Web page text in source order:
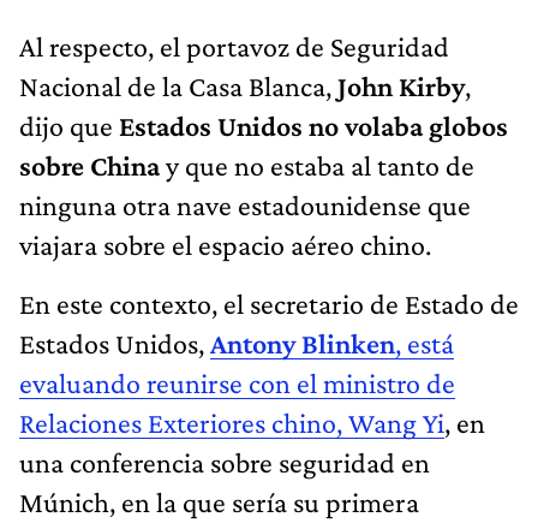
Al respecto, el portavoz de Seguridad
Nacional de la Casa Blanca,John Kirby,
dijo que Estados Unidos no volaba globos
sobre Chinay que no estaba al tanto de
ninguna otra nave estadounidense que
viajara sobre el espacio aéreo chino.
En este contexto, el secretario de Estado de
Estados Unidos,Antony Blinken, está
evaluando reunirse con el ministro de
Relaciones Exteriores chino, Wang Yi, en
una conferencia sobre seguridad en
Múnich, en la que sería su primera